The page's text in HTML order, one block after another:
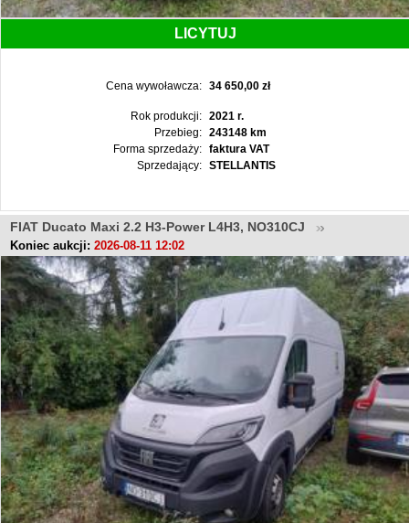
LICYTUJ
Cena wywoławcza: 34 650,00 zł
Rok produkcji:
2021 r.
Przebieg:
243148 km
Forma sprzedaży:
faktura VAT
Sprzedający:
STELLANTIS
FIAT Ducato Maxi 2.2 H3-Power L4H3, NO310CJ
Koniec aukcji: 2026-08-11 12:02